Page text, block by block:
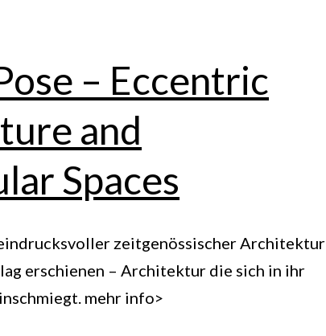
– Eccentric
and
Spaces
zeitgenössischer Architektur
erschienen – Architektur die sich in ihr
mehr info>